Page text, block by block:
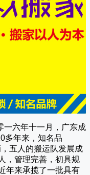
一六年十一月，广东成
多年来，知名品
五人的搬运队发展成
，管理完善，初具规
年来承揽了一批具有